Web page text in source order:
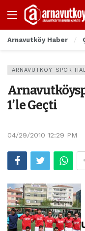
Arnavutköy Haber
ARNAVUTKÖY-SPOR
1’le Geçti
04/29/2010 12:29 PM